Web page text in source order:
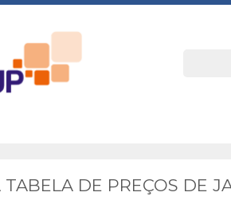
TABELA DE PREÇOS DE